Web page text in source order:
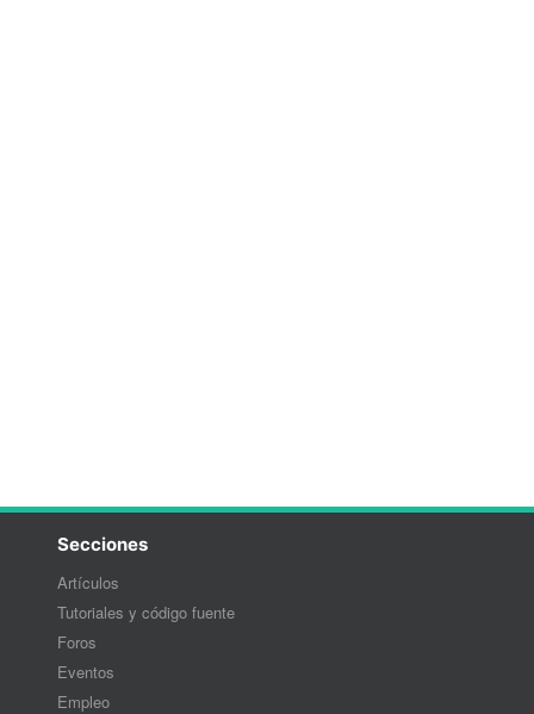
Secciones
Artículos
Tutoriales y código fuente
Foros
Eventos
Empleo